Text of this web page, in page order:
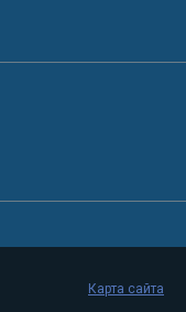
Карта сайта